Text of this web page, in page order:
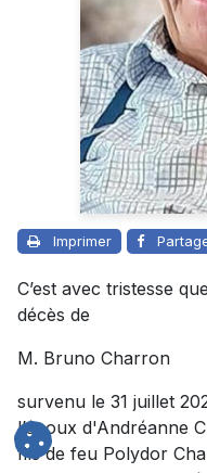
Imprimer
C’est avec tristesse
décès de
M. Bruno Charron
survenu le 31 juillet
l’époux d'Andréanne
fils de feu Polydor